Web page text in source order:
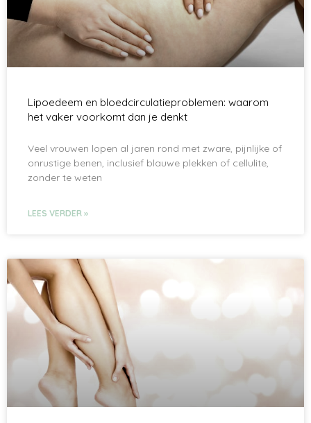
Lipoedeem en bloedcirculatieproblemen: waarom
het vaker voorkomt dan je denkt
Veel vrouwen lopen al jaren rond met zware, pijnlijke of
onrustige benen, inclusief blauwe plekken of cellulite,
zonder te weten
LEES VERDER »